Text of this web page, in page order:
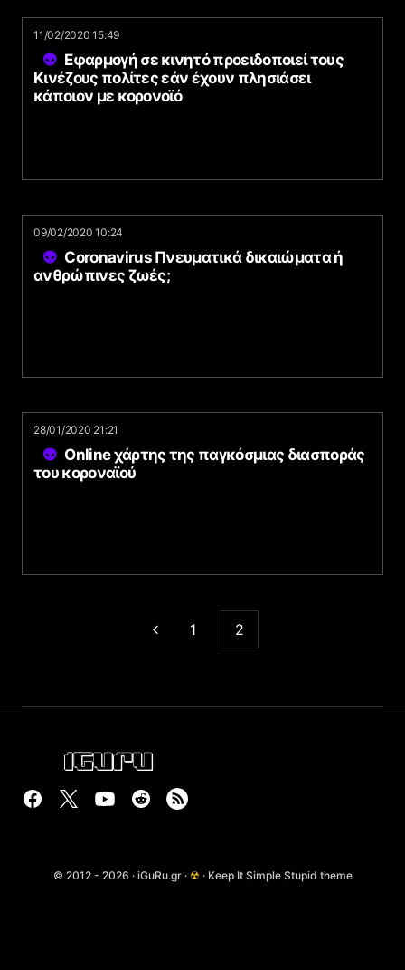
11/02/2020 15:49
Εφαρμογή σε κινητό προειδοποιεί τους
Κινέζους πολίτες εάν έχουν πλησιάσει
κάποιον με κορονοϊό
09/02/2020 10:24
Coronavirus Πνευματικά δικαιώματα ή
ανθρώπινες ζωές;
28/01/2020 21:21
Online χάρτης της παγκόσμιας διασποράς
του κοροναϊού
1 2
© 2012 - 2026 · iGuRu.gr · ☢ · Keep It Simple Stupid theme